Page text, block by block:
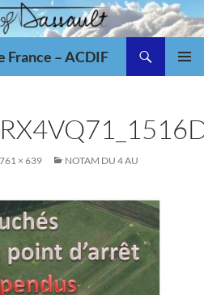
France – ACDIF
761 × 639
NOTAM DU 4 AU